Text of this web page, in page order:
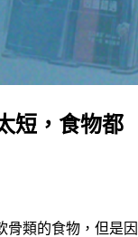
短，食物都
骨類的食物，但是因